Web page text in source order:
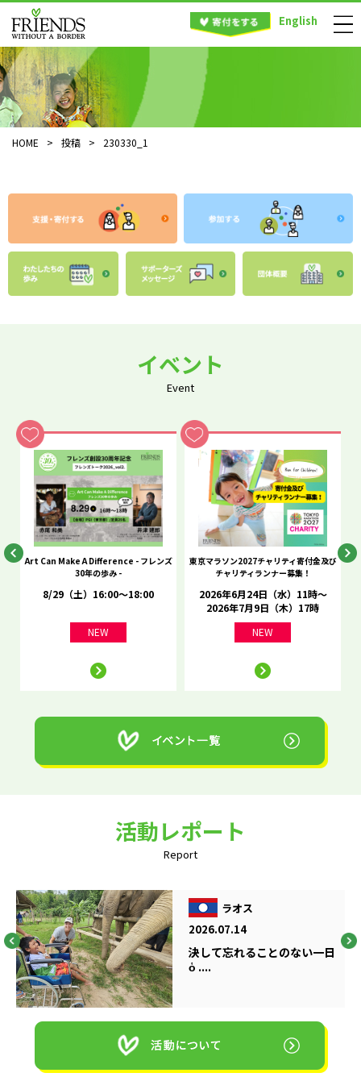
English
HOME > 投稿 > 230330_1
イベント
Event
Art Can Make A Difference - フレンズ
30年の歩み -
8/29（土）16:00～18:00
NEW
東京マラソン2027チャリティ寄付金及び
チャリティランナー募集！
2026年6月24日（水）11時～
2026年7月9日（木）17時
NEW
活動レポート
Report
ラオス
2026.07.14
決して忘れることのない一日
ὁ ....